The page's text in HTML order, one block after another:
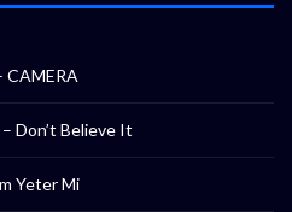
CAMERA
Don’t Believe It
Yeter Mi